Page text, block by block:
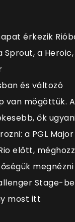
érkezik
Sprout, a
és változó
van mögöttük. A
ők
a PGL Major
előtt,
megnézni
Stage-
most itt